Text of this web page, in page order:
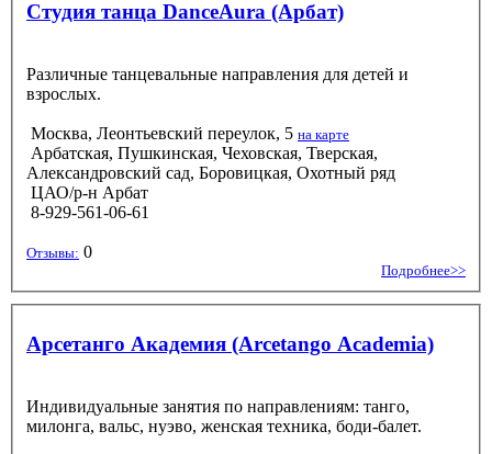
Студия танца DanceAura (Арбат)
Различные танцевальные направления для детей и
взрослых.
Москва, Леонтьевский переулок, 5 на карте
Арбатская, Пушкинская, Чеховская, Тверская,
Александровский сад, Боровицкая, Охотный ряд
ЦАО/р-н Арбат
8-929-561-06-61
Отзывы: 0
Подробнее>>
Арсетанго Академия (Arcetango Academia)
Индивидуальные занятия по направлениям: танго,
милонга, вальс, нуэво, женская техника, боди-балет.